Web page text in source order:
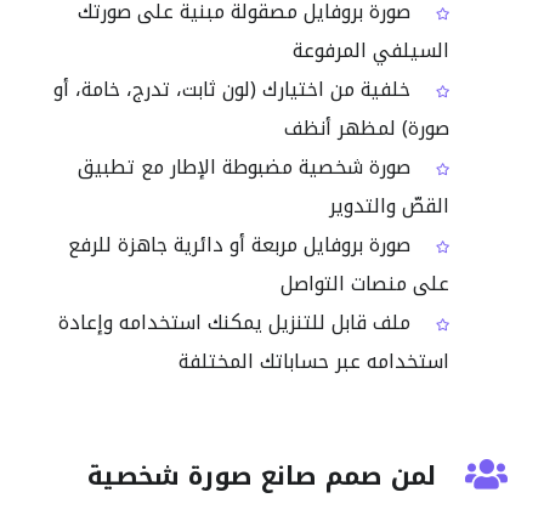
صورة بروفايل مصقولة مبنية على صورتك
السيلفي المرفوعة
خلفية من اختيارك (لون ثابت، تدرج، خامة، أو
صورة) لمظهر أنظف
صورة شخصية مضبوطة الإطار مع تطبيق
القصّ والتدوير
صورة بروفايل مربعة أو دائرية جاهزة للرفع
على منصات التواصل
ملف قابل للتنزيل يمكنك استخدامه وإعادة
استخدامه عبر حساباتك المختلفة
لمن صمم صانع صورة شخصية